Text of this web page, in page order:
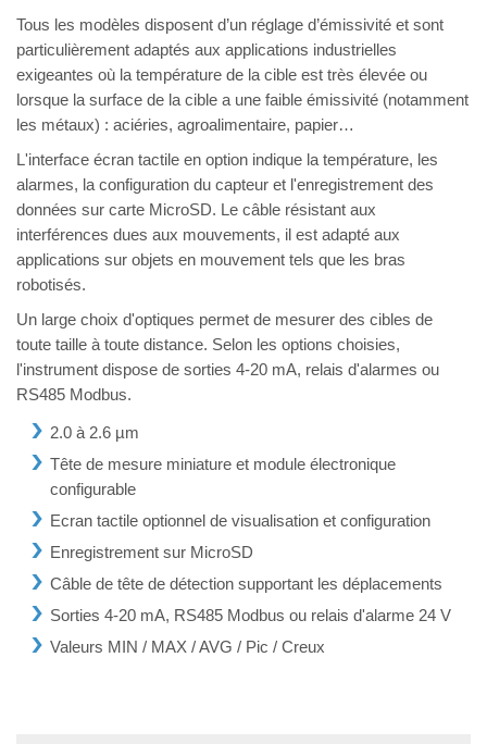
Tous les modèles disposent d’un réglage d’émissivité et sont
particulièrement adaptés aux applications industrielles
exigeantes où la température de la cible est très élevée ou
lorsque la surface de la cible a une faible émissivité (notamment
les métaux) : aciéries, agroalimentaire, papier…
L'interface écran tactile en option indique la température, les
alarmes, la configuration du capteur et l'enregistrement des
données sur carte MicroSD. Le câble résistant aux
interférences dues aux mouvements, il est adapté aux
applications sur objets en mouvement tels que les bras
robotisés.
Un large choix d'optiques permet de mesurer des cibles de
toute taille à toute distance. Selon les options choisies,
l'instrument dispose de sorties 4-20 mA, relais d'alarmes ou
RS485 Modbus.
2.0 à 2.6 µm
Tête de mesure miniature et module électronique
configurable
Ecran tactile optionnel de visualisation et configuration
Enregistrement sur MicroSD
Câble de tête de détection supportant les déplacements
Sorties 4-20 mA, RS485 Modbus ou relais d'alarme 24 V
Valeurs MIN / MAX / AVG / Pic / Creux